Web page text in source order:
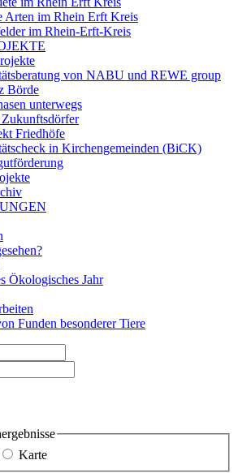
Arten im Rhein Erft Kreis
im Rhein-Erft-Kreis
von NABU und REWE group
Börde
unterwegs
Friedhöfe
in Kirchengemeinden (BiCK)
Ökologisches Jahr
Funden besonderer Tiere
Karte